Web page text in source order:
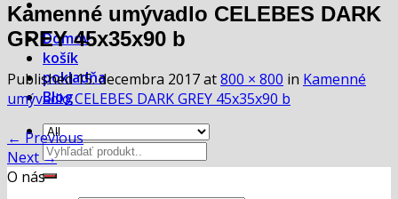
Domov
košík
pokladňa
Blog
Hľadať:
Kamenné umývadlo CELEBES DARK
GREY 45x35x90 b
Published15. decembra 2017at800 × 800 in Kamenné
umývadlo CELEBES DARK GREY 45x35x90 b
← Previous
Next→
O nás